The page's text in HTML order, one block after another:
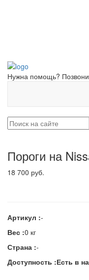
Нужна помощь?
Пороги на
18 700 руб.
Артикул :-
Вес :0 кг
Страна :-
Доступность :Есть в